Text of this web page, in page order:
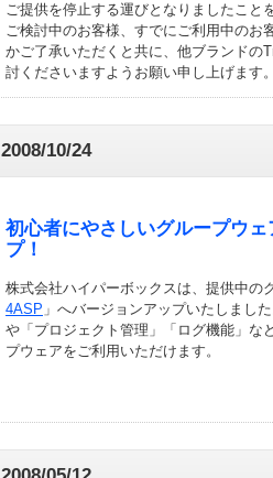
ご提供を停止する運びとなりましたこ
ご検討中のお客様、すでにご利用中のお
かご了承いただくと共に、他ブランド
討くださいますようお願い申し上げます。
2008/10/24
初心者にやさしいグループウ
プ！
株式会社ハイパーボックスは、提供中の
4ASP 」へバージョンアップいたしまし
や「プロジェクト管理」「ログ機能」な
プウェアをご利用いただけます。